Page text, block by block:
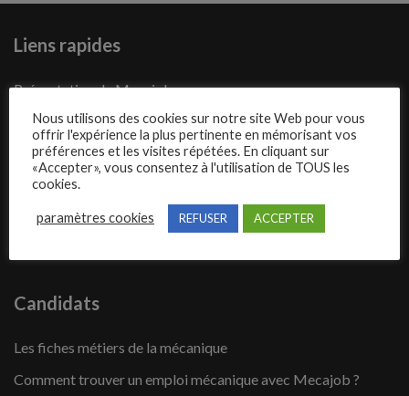
Liens rapides
Présentation de Mecajob
Publier une annonce
Offres d’emploi
Questions fréquentes
Blog
Candidats
Les fiches métiers de la mécanique
Comment trouver un emploi mécanique avec Mecajob ?
Nous utilisons des cookies sur notre site Web pour vous
offrir l'expérience la plus pertinente en mémorisant vos
préférences et les visites répétées. En cliquant sur
«Accepter», vous consentez à l'utilisation de TOUS les
cookies.
paramètres cookies REFUSER ACCEPTER